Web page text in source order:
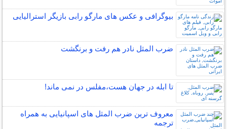
بیوگرافی و عکس های مارگو رابی بازیگر استرالیایی
ضرب المثل نادر هم رفت و برنگشت
تا ابله در جهان هست،مفلس در نمی ماند!
معروف ترین ضرب المثل های اسپانیایی به همراه
ترجمه